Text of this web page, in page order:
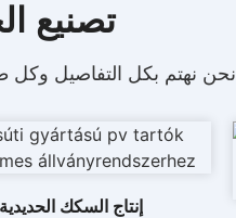
تصنيع
نحن نهتم بكل التفاصيل
إنتاج السكك الحديدية